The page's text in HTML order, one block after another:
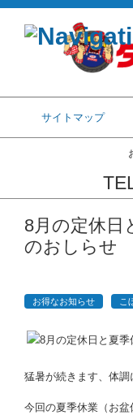
サイトマップ
コンテンツに移動
8月の定休日
のおしらせ
お得なお知らせ こ
猛暑が続きます、体調
今回の夏季休業（お盆